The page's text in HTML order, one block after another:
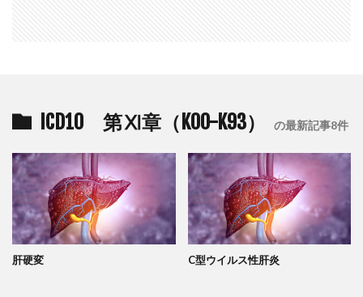
ICD10 第Ⅺ章（K00-K93） の最新記事8件
肝硬変 C型ウイルス性肝炎